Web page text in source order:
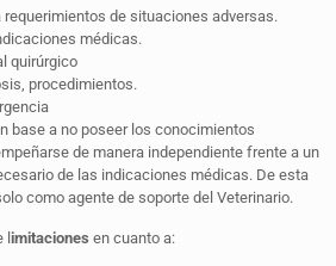
requerimientos de situaciones adversas.
médicas.
quirúrgico
procedimientos.
base a no poseer los conocimientos
de manera independiente frente a un
de las indicaciones médicas. De esta
como agente de soporte del Veterinario.
imitaciones en cuanto a: